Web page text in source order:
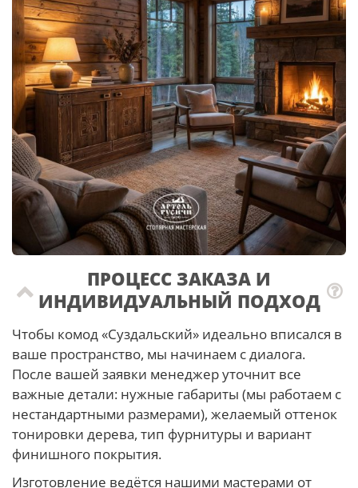
ПРОЦЕСС ЗАКАЗА И
ИНДИВИДУАЛЬНЫЙ ПОДХОД
Чтобы комод «Суздальский» идеально вписался в
ваше пространство, мы начинаем с диалога.
После вашей заявки менеджер уточнит все
важные детали: нужные габариты (мы работаем с
нестандартными размерами), желаемый оттенок
тонировки дерева, тип фурнитуры и вариант
финишного покрытия.
Изготовление ведётся нашими мастерами от